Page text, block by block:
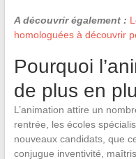
A découvrir également :
homologuées à découvrir
Pourquoi
de plus en
L’animation attire un
rentrée, les écoles
nouveaux candidats, que
conjugue inventivité,